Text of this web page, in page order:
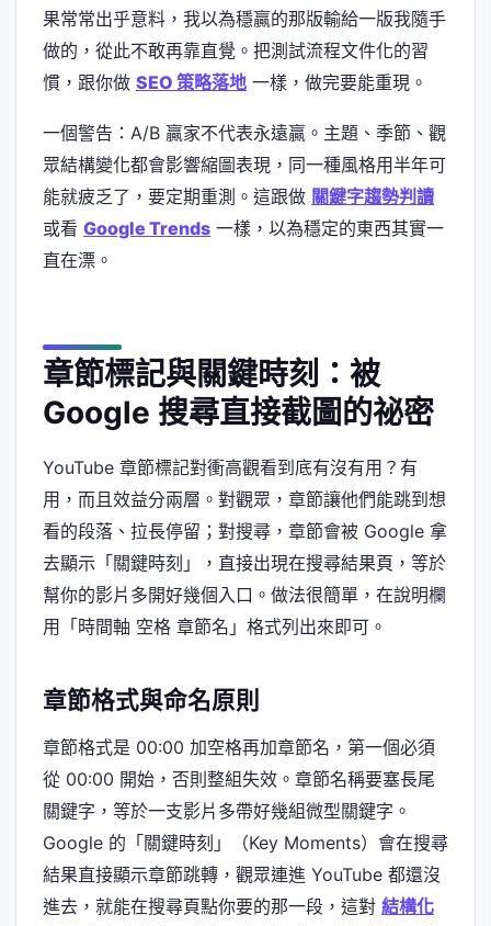
果常常出乎意料，我以為穩贏的那版輸給一版我隨手
做的，從此不敢再靠直覺。把測試流程文件化的習
慣，跟你做 SEO 策略落地 一樣，做完要能重現。
一個警告：A/B 贏家不代表永遠贏。主題、季節、觀
眾結構變化都會影響縮圖表現，同一種風格用半年可
能就疲乏了，要定期重測。這跟做 關鍵字趨勢判讀
或看 Google Trends 一樣，以為穩定的東西其實一
直在漂。
章節標記與關鍵時刻：被
Google 搜尋直接截圖的祕密
YouTube 章節標記對衝高觀看到底有沒有用？有
用，而且效益分兩層。對觀眾，章節讓他們能跳到想
看的段落、拉長停留；對搜尋，章節會被 Google 拿
去顯示「關鍵時刻」，直接出現在搜尋結果頁，等於
幫你的影片多開好幾個入口。做法很簡單，在說明欄
用「時間軸 空格 章節名」格式列出來即可。
章節格式與命名原則
章節格式是 00:00 加空格再加章節名，第一個必須
從 00:00 開始，否則整組失效。章節名稱要塞長尾
關鍵字，等於一支影片多帶好幾組微型關鍵字。
Google 的「關鍵時刻」（Key Moments）會在搜尋
結果直接顯示章節跳轉，觀眾連進 YouTube 都還沒
進去，就能在搜尋頁點你要的那一段，這對 結構化